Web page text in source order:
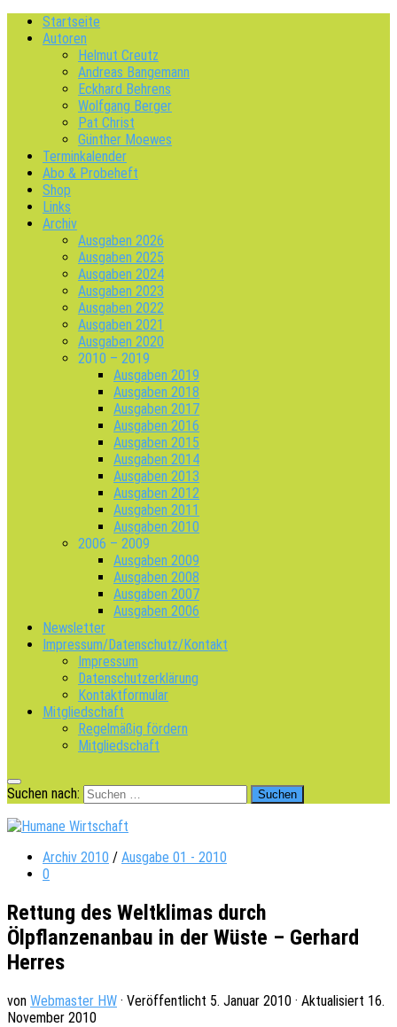
Startseite
Autoren
Helmut Creutz
Andreas Bangemann
Eckhard Behrens
Wolfgang Berger
Pat Christ
Günther Moewes
Terminkalender
Abo & Probeheft
Shop
Links
Archiv
Ausgaben 2026
Ausgaben 2025
Ausgaben 2024
Ausgaben 2023
Ausgaben 2022
Ausgaben 2021
Ausgaben 2020
2010 – 2019
Ausgaben 2019
Ausgaben 2018
Ausgaben 2017
Ausgaben 2016
Ausgaben 2015
Ausgaben 2014
Ausgaben 2013
Ausgaben 2012
Ausgaben 2011
Ausgaben 2010
2006 – 2009
Ausgaben 2009
Ausgaben 2008
Ausgaben 2007
Ausgaben 2006
Newsletter
Impressum/Datenschutz/Kontakt
Impressum
Datenschutzerklärung
Kontaktformular
Mitgliedschaft
Regelmäßig fördern
Mitgliedschaft
Suchen nach:
Archiv 2010 / Ausgabe 01 - 2010
0
Rettung des Weltklimas durch
Ölpflanzenanbau in der Wüste – Gerhard
Herres
von Webmaster HW · Veröffentlicht 5. Januar 2010 · Aktualisiert 16.
November 2010